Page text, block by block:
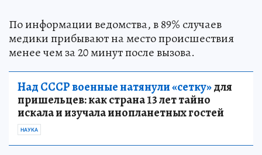
По информации ведомства, в 89% случаев
медики прибывают на место происшествия
менее чем за 20 минут после вызова.
Над СССР военные натянули «сетку»для
пришельцев: как страна 13 лет тайно
искала и изучала инопланетных гостей
НАУКА